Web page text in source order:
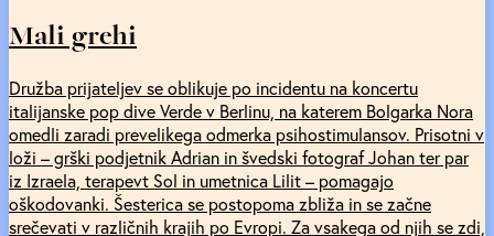
Mali grehi
Družba prijateljev se oblikuje po incidentu na koncertu
italijanske pop dive Verde v Berlinu, na katerem Bolgarka Nora
omedli zaradi prevelikega odmerka psihostimulansov. Prisotni v
loži – grški podjetnik Adrian in švedski fotograf Johan ter par
iz Izraela, terapevt Sol in umetnica Lilit – pomagajo
oškodovanki. Šesterica se postopoma zbliža in se začne
srečevati v različnih krajih po Evropi. Za vsakega od njih se zdi,